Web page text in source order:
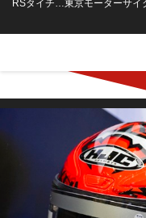
RSタイチ…東京モーターサイ